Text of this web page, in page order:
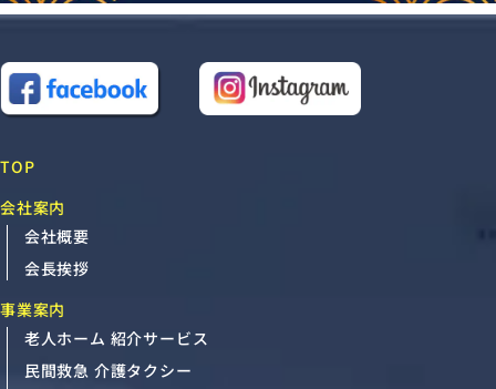
TOP
会社案内
会社概要
会長挨拶
事業案内
老人ホーム 紹介サービス
民間救急 介護タクシー